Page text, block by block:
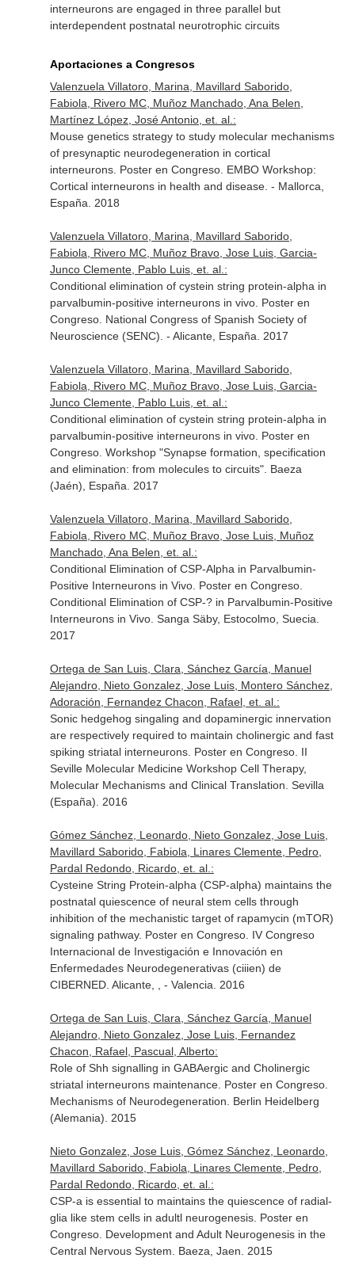
interneurons are engaged in three parallel but
interdependent postnatal neurotrophic circuits
Aportaciones a Congresos
Valenzuela Villatoro, Marina, Mavillard Saborido,
Fabiola, Rivero MC, Muñoz Manchado, Ana Belen,
Martínez López, José Antonio, et. al.:
Mouse genetics strategy to study molecular mechanisms
of presynaptic neurodegeneration in cortical
interneurons. Poster en Congreso. EMBO Workshop:
Cortical interneurons in health and disease. - Mallorca,
España. 2018
Valenzuela Villatoro, Marina, Mavillard Saborido,
Fabiola, Rivero MC, Muñoz Bravo, Jose Luis, Garcia-
Junco Clemente, Pablo Luis, et. al.:
Conditional elimination of cystein string protein-alpha in
parvalbumin-positive interneurons in vivo. Poster en
Congreso. National Congress of Spanish Society of
Neuroscience (SENC). - Alicante, España. 2017
Valenzuela Villatoro, Marina, Mavillard Saborido,
Fabiola, Rivero MC, Muñoz Bravo, Jose Luis, Garcia-
Junco Clemente, Pablo Luis, et. al.:
Conditional elimination of cystein string protein-alpha in
parvalbumin-positive interneurons in vivo. Poster en
Congreso. Workshop "Synapse formation, specification
and elimination: from molecules to circuits". Baeza
(Jaén), España. 2017
Valenzuela Villatoro, Marina, Mavillard Saborido,
Fabiola, Rivero MC, Muñoz Bravo, Jose Luis, Muñoz
Manchado, Ana Belen, et. al.:
Conditional Elimination of CSP-Alpha in Parvalbumin-
Positive Interneurons in Vivo. Poster en Congreso.
Conditional Elimination of CSP-? in Parvalbumin-Positive
Interneurons in Vivo. Sanga Säby, Estocolmo, Suecia.
2017
Ortega de San Luis, Clara, Sánchez García, Manuel
Alejandro, Nieto Gonzalez, Jose Luis, Montero Sánchez,
Adoración, Fernandez Chacon, Rafael, et. al.:
Sonic hedgehog singaling and dopaminergic innervation
are respectively required to maintain cholinergic and fast
spiking striatal interneurons. Poster en Congreso. II
Seville Molecular Medicine Workshop Cell Therapy,
Molecular Mechanisms and Clinical Translation. Sevilla
(España). 2016
Gómez Sánchez, Leonardo, Nieto Gonzalez, Jose Luis,
Mavillard Saborido, Fabiola, Linares Clemente, Pedro,
Pardal Redondo, Ricardo, et. al.:
Cysteine String Protein-alpha (CSP-alpha) maintains the
postnatal quiescence of neural stem cells through
inhibition of the mechanistic target of rapamycin (mTOR)
signaling pathway. Poster en Congreso. IV Congreso
Internacional de Investigación e Innovación en
Enfermedades Neurodegenerativas (ciiien) de
CIBERNED. Alicante, , - Valencia. 2016
Ortega de San Luis, Clara, Sánchez García, Manuel
Alejandro, Nieto Gonzalez, Jose Luis, Fernandez
Chacon, Rafael, Pascual, Alberto:
Role of Shh signalling in GABAergic and Cholinergic
striatal interneurons maintenance. Poster en Congreso.
Mechanisms of Neurodegeneration. Berlin Heidelberg
(Alemania). 2015
Nieto Gonzalez, Jose Luis, Gómez Sánchez, Leonardo,
Mavillard Saborido, Fabiola, Linares Clemente, Pedro,
Pardal Redondo, Ricardo, et. al.:
CSP-a is essential to maintains the quiescence of radial-
glia like stem cells in adultl neurogenesis. Poster en
Congreso. Development and Adult Neurogenesis in the
Central Nervous System. Baeza, Jaen. 2015